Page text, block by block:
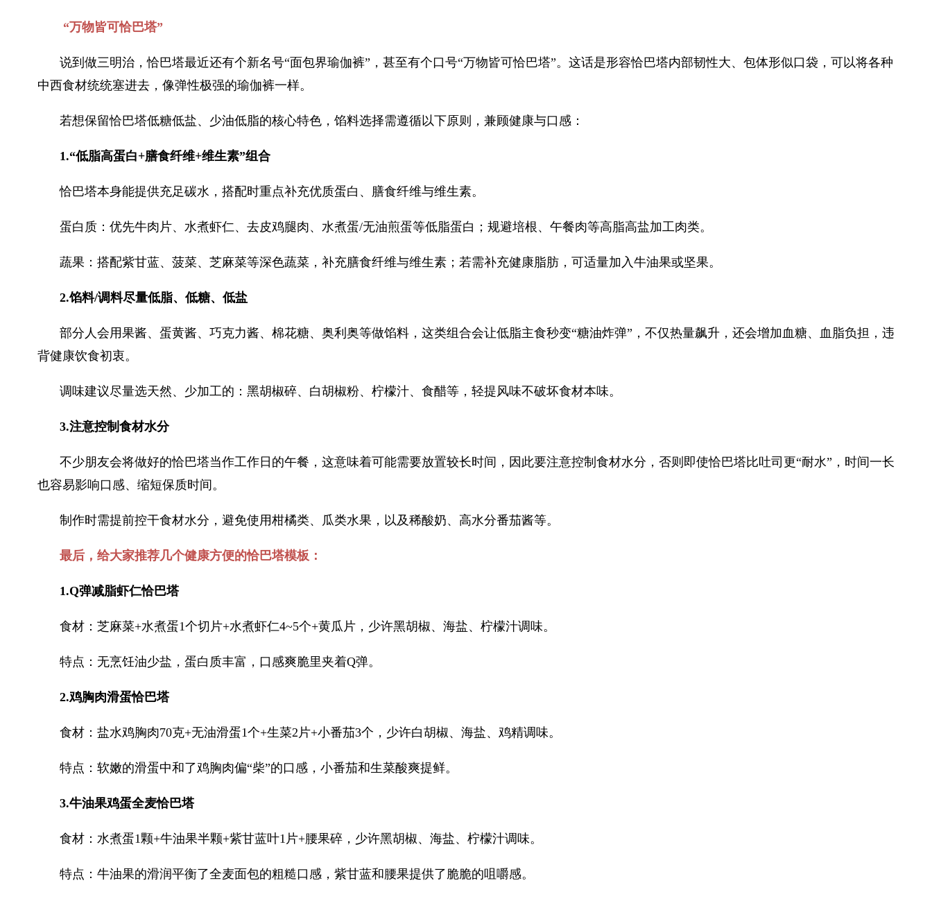
“万物皆可恰巴塔”
说到做三明治，恰巴塔最近还有个新名号“面包界瑜伽裤”，甚至有个口号“万物皆可恰巴塔”。这话是形容恰巴塔内部韧性大、包体形似口袋，可以将各种
中西食材统统塞进去，像弹性极强的瑜伽裤一样。
若想保留恰巴塔低糖低盐、少油低脂的核心特色，馅料选择需遵循以下原则，兼顾健康与口感：
1.“低脂高蛋白+膳食纤维+维生素”组合
恰巴塔本身能提供充足碳水，搭配时重点补充优质蛋白、膳食纤维与维生素。
蛋白质：优先牛肉片、水煮虾仁、去皮鸡腿肉、水煮蛋/无油煎蛋等低脂蛋白；规避培根、午餐肉等高脂高盐加工肉类。
蔬果：搭配紫甘蓝、菠菜、芝麻菜等深色蔬菜，补充膳食纤维与维生素；若需补充健康脂肪，可适量加入牛油果或坚果。
2.馅料/调料尽量低脂、低糖、低盐
部分人会用果酱、蛋黄酱、巧克力酱、棉花糖、奥利奥等做馅料，这类组合会让低脂主食秒变“糖油炸弹”，不仅热量飙升，还会增加血糖、血脂负担，违
背健康饮食初衷。
调味建议尽量选天然、少加工的：黑胡椒碎、白胡椒粉、柠檬汁、食醋等，轻提风味不破坏食材本味。
3.注意控制食材水分
不少朋友会将做好的恰巴塔当作工作日的午餐，这意味着可能需要放置较长时间，因此要注意控制食材水分，否则即使恰巴塔比吐司更“耐水”，时间一长
也容易影响口感、缩短保质时间。
制作时需提前控干食材水分，避免使用柑橘类、瓜类水果，以及稀酸奶、高水分番茄酱等。
最后，给大家推荐几个健康方便的恰巴塔模板：
1.Q弹减脂虾仁恰巴塔
食材：芝麻菜+水煮蛋1个切片+水煮虾仁4~5个+黄瓜片，少许黑胡椒、海盐、柠檬汁调味。
特点：无烹饪油少盐，蛋白质丰富，口感爽脆里夹着Q弹。
2.鸡胸肉滑蛋恰巴塔
食材：盐水鸡胸肉70克+无油滑蛋1个+生菜2片+小番茄3个，少许白胡椒、海盐、鸡精调味。
特点：软嫩的滑蛋中和了鸡胸肉偏“柴”的口感，小番茄和生菜酸爽提鲜。
3.牛油果鸡蛋全麦恰巴塔
食材：水煮蛋1颗+牛油果半颗+紫甘蓝叶1片+腰果碎，少许黑胡椒、海盐、柠檬汁调味。
特点：牛油果的滑润平衡了全麦面包的粗糙口感，紫甘蓝和腰果提供了脆脆的咀嚼感。